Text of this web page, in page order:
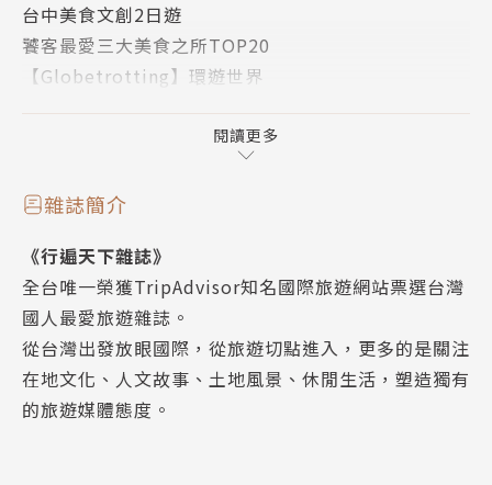
台中美食文創2日遊
饕客最愛三大美食之所TOP20
【Globetrotting】環遊世界
南極 此生必去白色幻境
【Character】專欄．從太空到牛仔節 初春休士頓的
精彩
裕融企業與格上租車助力文化平權巡演最終場
YMG 40周年慶系列公益活動 讓愛傳出去
訂購頁
閱讀更多
雜誌簡介
《行遍天下雜誌》
全台唯一榮獲TripAdvisor知名國際旅遊網站票選台灣
國人最愛旅遊雜誌。
從台灣出發放眼國際，從旅遊切點進入，更多的是關注
在地文化、人文故事、土地風景、休閒生活，塑造獨有
的旅遊媒體態度。